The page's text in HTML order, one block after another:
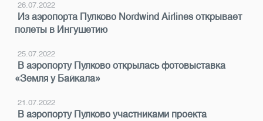
26.07.2022
Из аэропорта Пулково Nordwind Airlines открывает
полеты в Ингушетию
25.07.2022
В аэропорту Пулково открылась фотовыставка
«Земля у Байкала»
21.07.2022
В аэропорту Пулково участниками проекта